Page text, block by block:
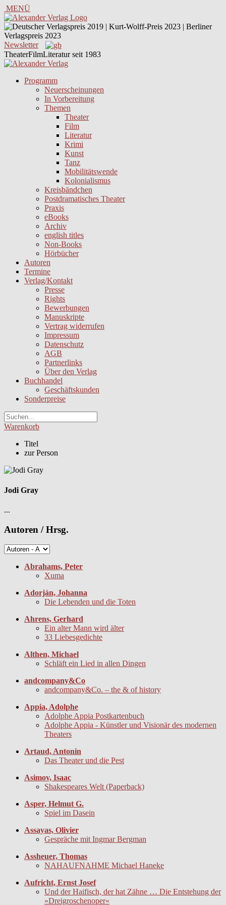
MENÜ
Newsletter
TheaterFilmLiteratur seit 1983
Programm
Neuerscheinungen
In Vorbereitung
Themen
Theater
Film
Literatur
Krimi
Kunst
Tanz
Mobilitätswende
Kolonialismus
Kreisbändchen
Postdramatisches Theater
Praxis
eBooks
Archiv
english titles
Non-Books
Hörbücher
Autoren
Termine
Verlag/Kontakt
Presse
Rights
Bewerbungen
Manuskripte
Vertrag widerrufen
Impressum
Datenschutz
AGB
Partnerlinks
Über den Verlag
Buchhandel
Geschäftskunden
Sonderpreise
Warenkorb
Titel
zur Person
Jodi Gray
...
Autoren / Hrsg.
Abrahams, Peter
Xuma
Adorján, Johanna
Die Lebenden und die Toten
Ahrens, Gerhard
Ein alter Mann wird älter
33 Liebesgedichte
Althen, Michael
Schläft ein Lied in allen Dingen
andcompany&Co
andcompany&Co. – the & of history
Appia, Adolphe
Adolphe Appia Postkartenbuch
Adolphe Appia - Künstler und Visionär des modernen
Theaters
Artaud, Antonin
Das Theater und die Pest
Asimov, Isaac
Shakespeares Welt (Paperback)
Asper, Helmut G.
Spiel im Dasein
Assayas, Olivier
Gespräche mit Ingmar Bergman
Assheuer, Thomas
NAHAUFNAHME Michael Haneke
Aufricht, Ernst Josef
Und der Haifisch, der hat Zähne … Die Entstehung der
»Dreigroschenoper«